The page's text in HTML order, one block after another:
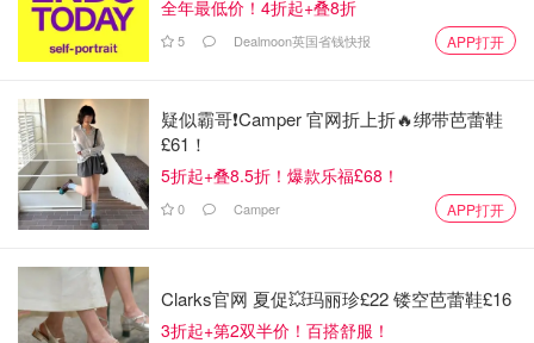
美妆护肤
全年最低价！4折起+叠8折
5 Dealmoon英国省钱快报 APP打开
疑似霸哥❗️Camper 官网折上折🔥绑带芭蕾鞋
£61！
5折起+叠8.5折！爆款乐福£68！
0 Camper APP打开
Clarks官网 夏促💥玛丽珍£22 镂空芭蕾鞋£16
3折起+第2双半价！百搭舒服！